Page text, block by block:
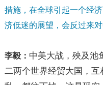
措施，在全球引起一个经
济低迷的展望，会反过来
李毅： 中美大战，殃及池
二两个世界经贸大国，